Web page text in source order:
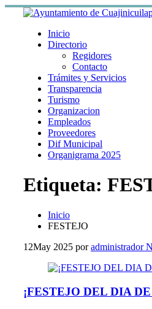
Skip
Inicio
Directorio
Regidores
Contacto
Trámites y Servicios
Transparencia
Turismo
Organizacion
Empleados
Proveedores
Dif Municipal
Organigrama 2025
Etiqueta:
Inicio
FESTEJO
12May 2025 poradministrador
¡FESTEJO DEL DIA